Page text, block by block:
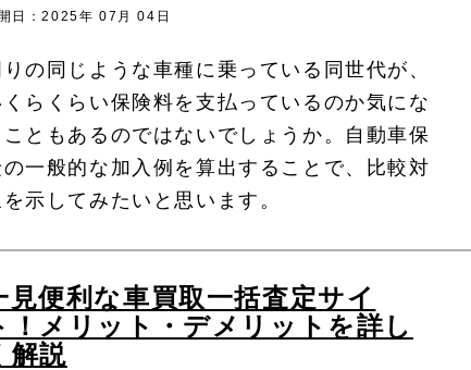
日：2025年 07月 04日
の同じような車種に乗っている同世代が、
らくらい保険料を支払っているのか気にな
ともあるのではないでしょうか。自動車保
の一般的な加入例を算出することで、比較対
示してみたいと思います。
見便利な車買取一括査定サイ
！メリット・デメリットを詳し
解説